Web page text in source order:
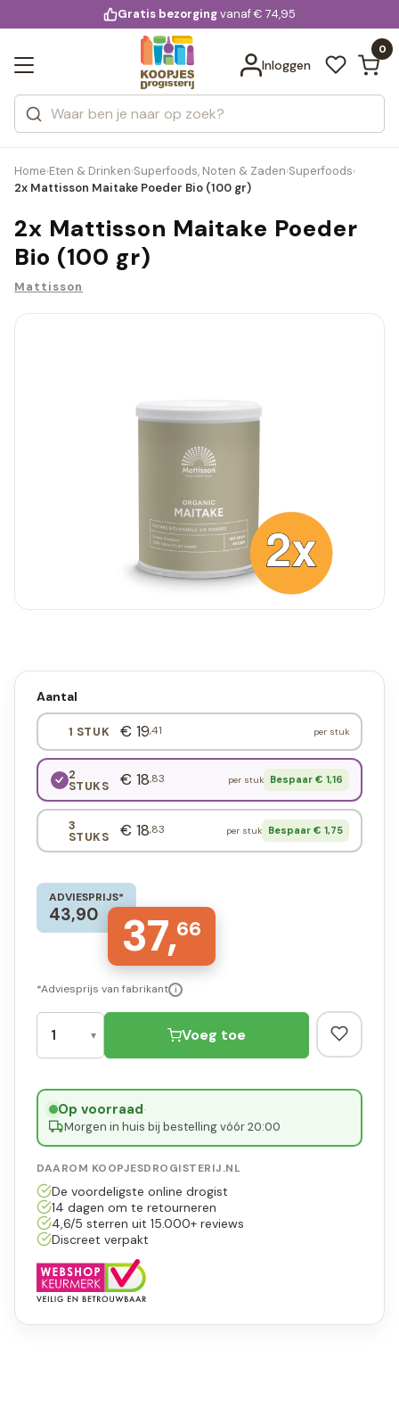
voor 20:00 uur besteld
Gratis bezorgingvanaf € 74,95
Inloggen
0
Zoeken
Categorieën
Merken
Bekijk alle resultaten
Home›Eten & Drinken›Superfoods, Noten & Zaden›Superfoods›
2x Mattisson Maitake Poeder Bio (100 gr)
2x Mattisson Maitake Poeder
Bio (100 gr)
Mattisson
Aantal
1 STUK € 19,41 per stuk
2
STUKS € 18,83 per stuk Bespaar € 1,16
3
STUKS € 18,83 per stuk Bespaar € 1,75
ADVIESPRIJS*
43,90 37,66
*Adviesprijs van fabrikant i
Voeg toe
Op voorraad·
Morgen in huis bij bestelling vóór 20:00
DAAROM KOOPJESDROGISTERIJ.NL
De voordeligste online drogist
14 dagen om te retourneren
4,6/5 sterren uit 15.000+ reviews
Discreet verpakt